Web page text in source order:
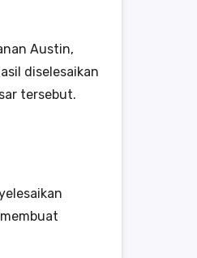
Austin,
diselesaikan
tersebut.